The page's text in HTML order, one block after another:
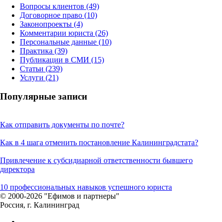
Вопросы клиентов (49)
Договорное право (10)
Законопроекты (4)
Комментарии юриста (26)
Персональные данные (10)
Практика (39)
Публикации в СМИ (15)
Статьи (239)
Услуги (21)
Популярные записи
Как отправить документы по почте?
Как в 4 шага отменить постановление Калининградстата?
Привлечение к субсидиарной ответственности бывшего
директора
10 профессиональных навыков успешного юриста
© 2000-2026 "Ефимов и партнеры"
Россия, г. Калининград